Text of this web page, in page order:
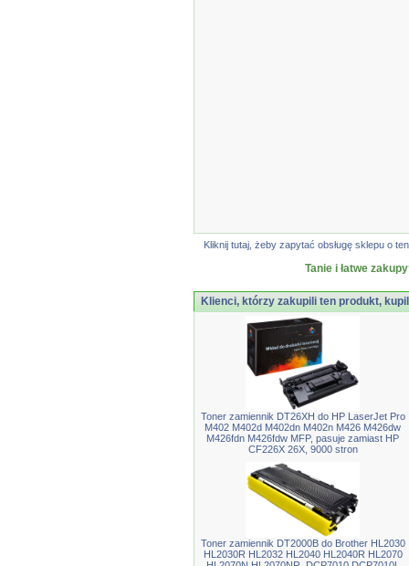
Kliknij tutaj, żeby zapytać obsługę sklepu o
Tanie i łatwe
Klienci, którzy zakupili ten produkt,
Toner zamiennik DT26XH do HP LaserJet Pro
M402 M402d M402dn M402n M426 M426dw
M426fdn M426fdw MFP, pasuje zamiast HP
CF226X 26X, 9000 stron
Toner zamiennik DT2000B do Brother HL2030
HL2030R HL2032 HL2040 HL2040R HL2070